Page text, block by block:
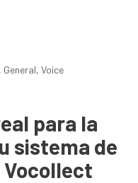
, General,Voice
para la
sistema de
Vocollect